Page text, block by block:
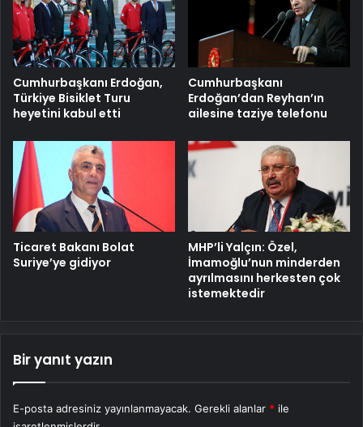
Cumhurbaşkanı Erdoğan,
Türkiye Bisiklet Turu
heyetini kabul etti
Cumhurbaşkanı
Erdoğan’dan Reyhan’ın
ailesine taziye telefonu
Ticaret Bakanı Bolat
Suriye’ye gidiyor
MHP’li Yalçın: Özel,
İmamoğlu’nun minderden
ayrılmasını herkesten çok
istemektedir
Bir yanıt yazın
E-posta adresiniz yayınlanmayacak. Gerekli alanlar * ile